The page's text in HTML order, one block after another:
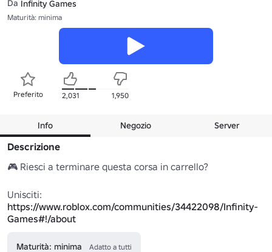
Da Infinity Gamesᅠ
Maturità: minima
Preferito 2,031 1,950
Info Negozio Server
Descrizione
🎮 Riesci a terminare questa corsa in carrello?
https://www.roblox.com/communities/34422098/Infinity-
Games#!/about
Maturità: minima Adatto a tutti